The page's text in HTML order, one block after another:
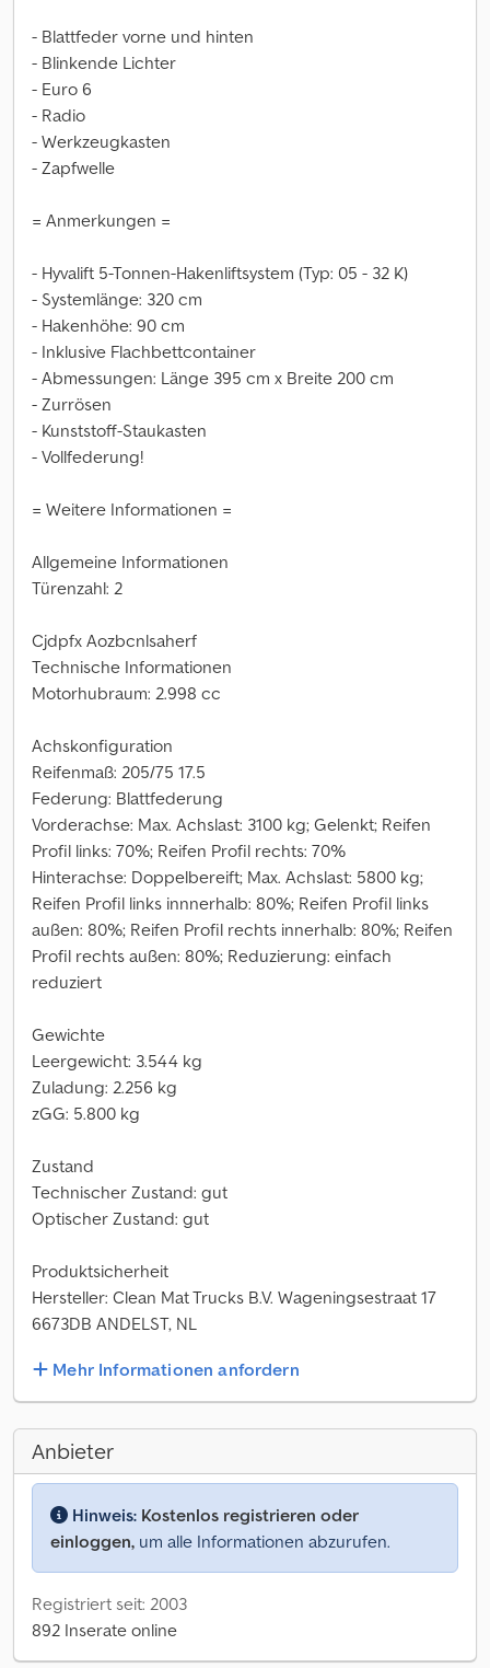
- Blattfeder vorne und hinten
- Blinkende Lichter
- Euro 6
- Radio
- Werkzeugkasten
- Zapfwelle
= Anmerkungen =
- Hyvalift 5-Tonnen-Hakenliftsystem (Typ: 05 - 32 K)
- Systemlänge: 320 cm
- Hakenhöhe: 90 cm
- Inklusive Flachbettcontainer
- Abmessungen: Länge 395 cm x Breite 200 cm
- Zurrösen
- Kunststoff-Staukasten
- Vollfederung!
= Weitere Informationen =
Allgemeine Informationen
Türenzahl: 2
Cjdpfx Aozbcnlsaherf
Technische Informationen
Motorhubraum: 2.998 cc
Achskonfiguration
Reifenmaß: 205/75 17.5
Federung: Blattfederung
Vorderachse: Max. Achslast: 3100 kg; Gelenkt; Reifen
Profil links: 70%; Reifen Profil rechts: 70%
Hinterachse: Doppelbereift; Max. Achslast: 5800 kg;
Reifen Profil links innnerhalb: 80%; Reifen Profil links
außen: 80%; Reifen Profil rechts innerhalb: 80%; Reifen
Profil rechts außen: 80%; Reduzierung: einfach
reduziert
Gewichte
Leergewicht: 3.544 kg
Zuladung: 2.256 kg
zGG: 5.800 kg
Zustand
Technischer Zustand: gut
Optischer Zustand: gut
Produktsicherheit
Hersteller: Clean Mat Trucks B.V. Wageningsestraat 17
6673DB ANDELST, NL
Mehr Informationen anfordern
Anbieter
Hinweis: Kostenlos registrieren oder
einloggen, um alle Informationen abzurufen.
Registriert seit: 2003
892 Inserate online